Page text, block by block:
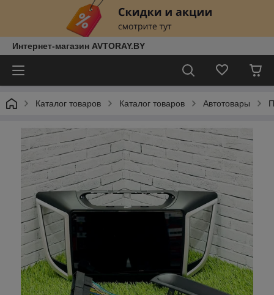
Интернет-магазин AVTORAY.BY
Каталог товаров Каталог товаров Автотовары